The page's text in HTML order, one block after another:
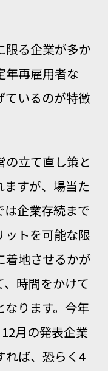
限る企業が多か
年再雇用者な
ているのが特徴
立て直し策と
ますが、場当た
は企業存続まで
ットを可能な限
着地させるかが
時間をかけて
なります。今年
月の発表企業
れば、恐らく4